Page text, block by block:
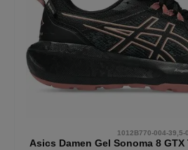
1012B770-004-39,5-
Asics Damen Gel Sonoma 8